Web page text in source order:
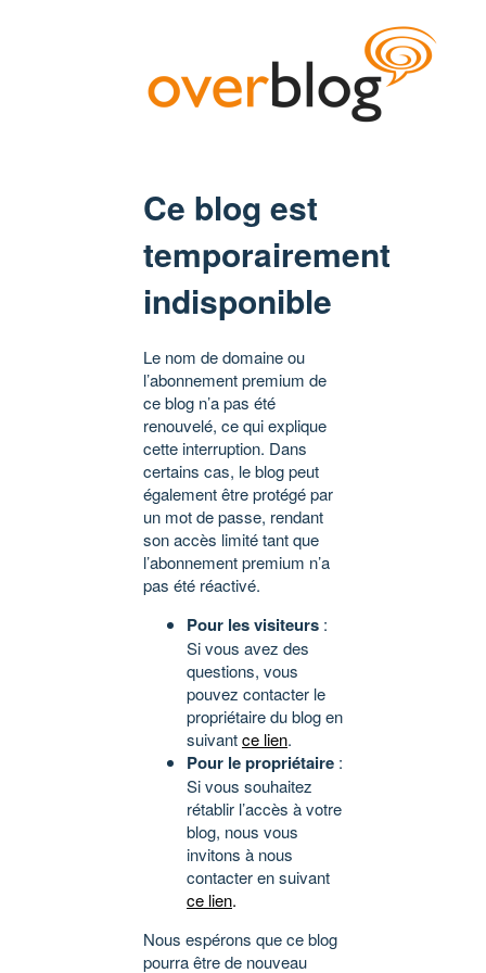
Ce blog est
temporairement
indisponible
Le nom de domaine ou
l’abonnement premium de
ce blog n’a pas été
renouvelé, ce qui explique
cette interruption. Dans
certains cas, le blog peut
également être protégé par
un mot de passe, rendant
son accès limité tant que
l’abonnement premium n’a
pas été réactivé.
Pour les visiteurs :
Si vous avez des
questions, vous
pouvez contacter le
propriétaire du blog en
suivantce lien.
Pour le propriétaire :
Si vous souhaitez
rétablir l’accès à votre
blog, nous vous
invitons à nous
contacter en suivant
ce lien.
Nous espérons que ce blog
pourra être de nouveau